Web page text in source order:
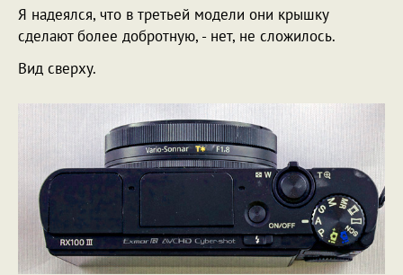
Я надеялся, что в третьей модели они крышку
сделают более добротную, - нет, не сложилось.
Вид сверху.